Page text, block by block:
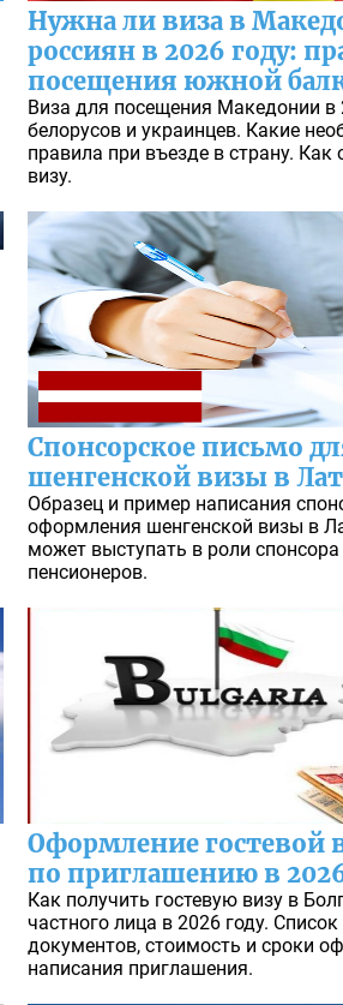
Нужна ли виза в
россиян в 2026 году:
посещения южной
Виза для посещения Македонии в
белорусов и украинцев. Какие
правила при въезде в страну.
визу.
Спонсорское письмо
шенгенской визы в
Образец и пример написания
оформления шенгенской визы в
может выступать в роли
пенсионеров.
Оформление гостевой
по приглашению в
Как получить гостевую визу в
частного лица в 2026 году.
документов, стоимость и сроки
написания приглашения.